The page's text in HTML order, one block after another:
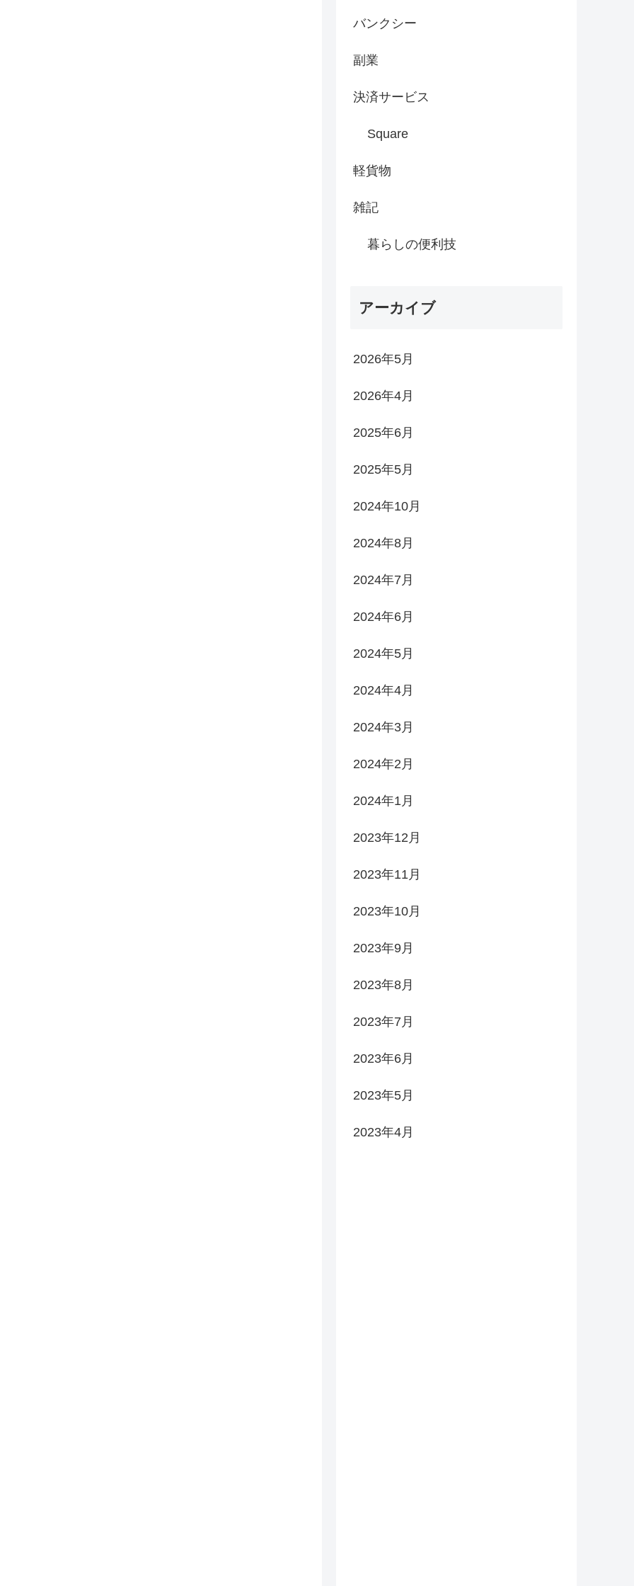
バンクシー
副業
決済サービス
Square
軽貨物
雑記
暮らしの便利技
アーカイブ
2026年5月
2026年4月
2025年6月
2025年5月
2024年10月
2024年8月
2024年7月
2024年6月
2024年5月
2024年4月
2024年3月
2024年2月
2024年1月
2023年12月
2023年11月
2023年10月
2023年9月
2023年8月
2023年7月
2023年6月
2023年5月
2023年4月